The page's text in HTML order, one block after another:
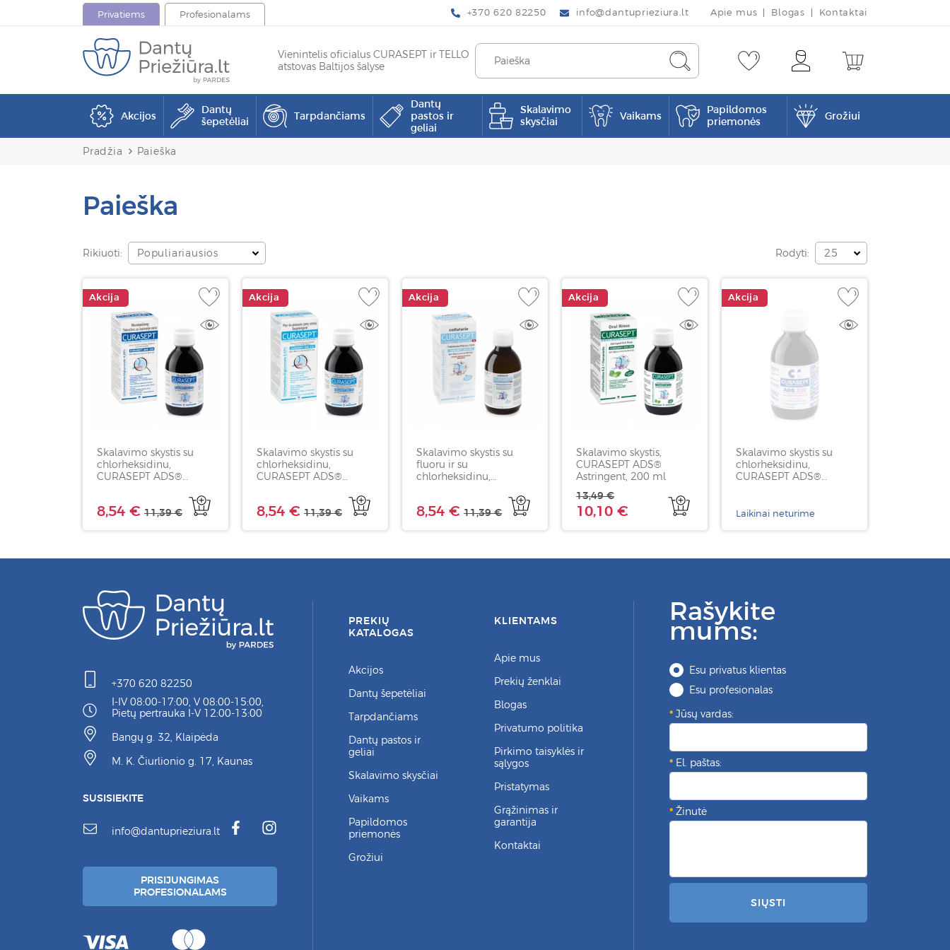
Privatiems Profesionalams +370 620 82250 info@dantuprieziura.lt Apie mus Blogas Kontaktai
Vienintelis oficialus CURASEPT ir TELLO
atstovas Baltijos šalyse
Akcijos
Dantų
šepetėliai
Tarpdančiams
Dantų
pastos ir
geliai
Skalavimo
skysčiai
Vaikams
Papildomos
priemonės
Grožiui
Pradžia Paieška
Paieška
Rikiuoti: Populiariausios Rodyti: 25
Akcija
Skalavimo skystis su
chlorheksidinu,
CURASEPT ADS®
8,54 € 11,39 €
Akcija
Skalavimo skystis su
chlorheksidinu,
CURASEPT ADS®
8,54 € 11,39 €
Akcija
Skalavimo skystis su
fluoru ir su
chlorheksidinu,
8,54 € 11,39 €
Akcija
Skalavimo skystis,
CURASEPT ADS®
Astringent, 200 ml
10,10 €
13,49 €
Akcija
Skalavimo skystis su
chlorheksidinu,
CURASEPT ADS®
Laikinai neturime
+370 620 82250
I-IV 08:00-17:00, V 08:00-15:00,
Pietų pertrauka I-V 12:00-13:00
Bangų g. 32, Klaipėda
M. K. Čiurlionio g. 17, Kaunas
SUSISIEKITE
info@dantuprieziura.lt
PRISIJUNGIMAS
PROFESIONALAMS
PREKIŲ
KATALOGAS
Akcijos
Dantų šepetėliai
Tarpdančiams
Dantų pastos ir
geliai
Skalavimo skysčiai
Vaikams
Papildomos
priemonės
Grožiui
KLIENTAMS
Apie mus
Prekių ženklai
Blogas
Privatumo politika
Pirkimo taisyklės ir
sąlygos
Pristatymas
Grąžinimas ir
garantija
Kontaktai
Rašykite
mums:
Esu privatus klientas
Esu profesionalas
Jūsų vardas:
El. paštas:
Žinutė
SIŲSTI